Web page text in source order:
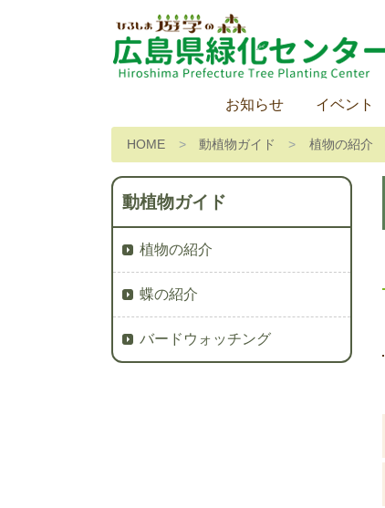
お知らせ イベント
HOME 動植物ガイド 植物の紹介
動植物ガイド
植物の紹介
蝶の紹介
バードウォッチング